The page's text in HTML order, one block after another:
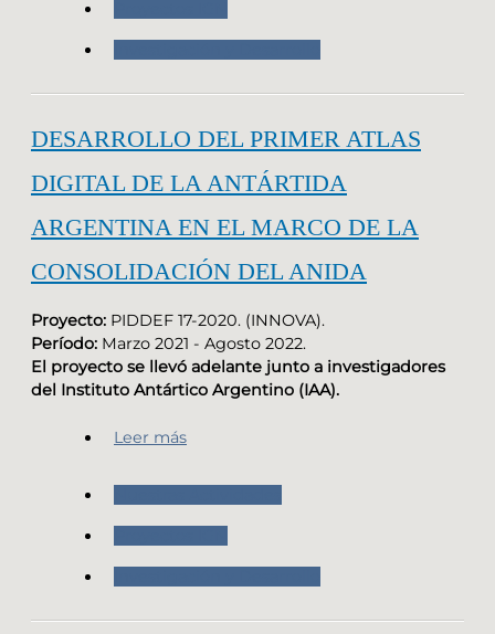
DESARROLLO DEL PRIMER ATLAS
DIGITAL DE LA ANTÁRTIDA
ARGENTINA EN EL MARCO DE LA
CONSOLIDACIÓN DEL ANIDA
Proyecto: PIDDEF 17-2020. (INNOVA).
Período: Marzo 2021 - Agosto 2022.
El proyecto se llevó adelante junto a investigadores
del Instituto Antártico Argentino (IAA).
Leer más